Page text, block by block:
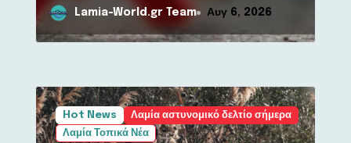
Lamia-World.gr Team Αυγ 6, 2026
Hot News
Λαμία αστυνομικό δελτίο σήμερα
Λαμία Τοπικά Νέα